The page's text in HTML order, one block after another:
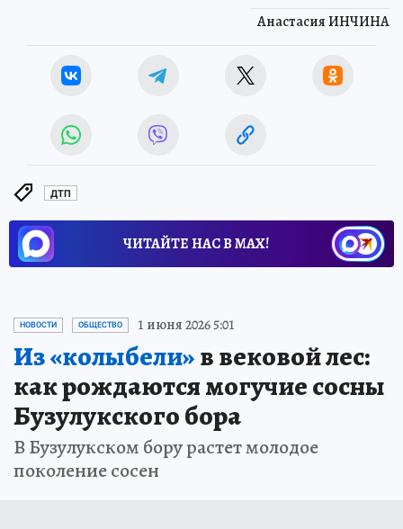
Анастасия ИНЧИНА
ДТП
ЧИТАЙТЕ НАС В МАХ!
НОВОСТИ ОБЩЕСТВО 1 июня 2026 5:01
Из «колыбели»в вековой лес:
как рождаются могучие сосны
Бузулукского бора
В Бузулукском бору растет молодое
поколение сосен